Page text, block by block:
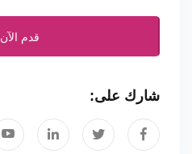
قدم الآن
شارك على: